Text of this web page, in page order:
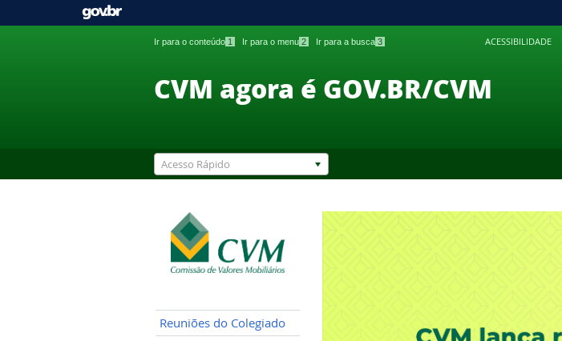
PARA
Ir para o conteúdo 1 Ir para o menu 2 Ir para a busca 3 ACESSIBILIDADE
CVM agora é GOV.BR/CVM
Acesso Rápido
Reuniões do Colegiado